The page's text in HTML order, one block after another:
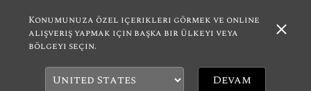
Konumunuza özel içerikleri görmek ve online
alışveriş yapmak için başka bir ülkeyi veya
bölgeyi seçin.
Devam